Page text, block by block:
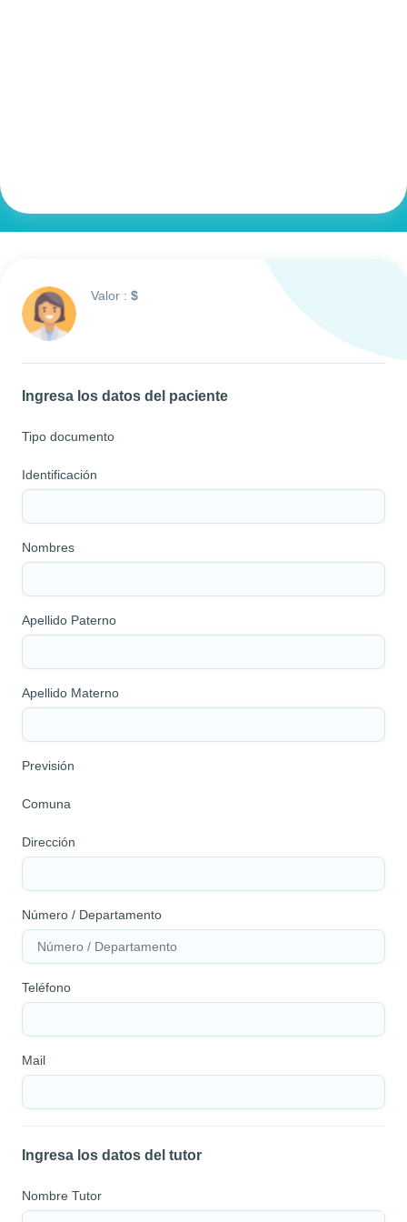
Valor : $
Ingresa los datos del paciente
Tipo documento
Identificación
Nombres
Apellido Paterno
Apellido Materno
Previsión
Comuna
Dirección
Número / Departamento
Teléfono
Mail
Ingresa los datos del tutor
Nombre Tutor